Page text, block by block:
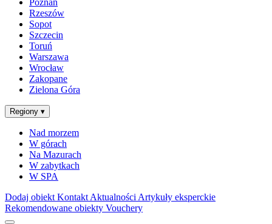
Poznań
Rzeszów
Sopot
Szczecin
Toruń
Warszawa
Wrocław
Zakopane
Zielona Góra
Regiony ▾
Nad morzem
W górach
Na Mazurach
W zabytkach
W SPA
Dodaj obiekt Kontakt Aktualności Artykuły eksperckie
Rekomendowane obiekty Vouchery